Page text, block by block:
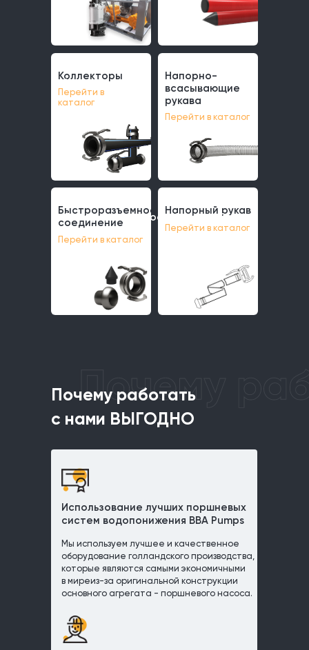
Перейти в каталог
Перейти в каталог
Перейти в каталог
Перейти в
каталог
Коллекторы
Быстроразъемное
соединение
Напорный рукав
Напорно-
всасывающие
рукава
Коллекторы
Напорный рукав
Быстроразъемное
соединение
Напорно-
всасывающие
рукава
Почему
с нами
Почему работать
с нами ВЫГОДНО
Использование лучших поршневых
систем водопонижения BBA Pumps
Мы используем лучшее и качественное
оборудование голландского производства,
которые являются самыми экономичными
в миреиз-за оригинальной конструкции
основного агрегата - поршневого насоса.